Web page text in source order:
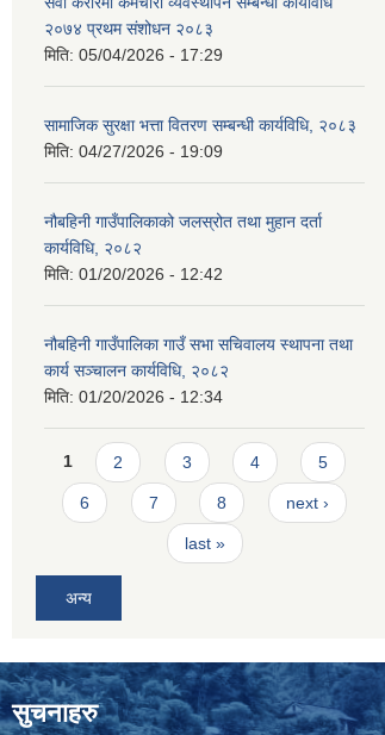
२०७४ प्रथम संशोधन २०८३
मिति: 05/04/2026 - 17:29
सामाजिक सुरक्षा भत्ता वितरण सम्बन्धी कार्यविधि, २०८३
मिति: 04/27/2026 - 19:09
नौबहिनी गाउँपालिकाको जलस्रोत तथा मुहान दर्ता
कार्यविधि, २०८२
मिति: 01/20/2026 - 12:42
नौबहिनी गाउँपालिका गाउँ सभा सचिवालय स्थापना तथा
कार्य सञ्चालन कार्यविधि, २०८२
मिति: 01/20/2026 - 12:34
Pages
1 2 3 4 5
6 7 8 next ›
last »
अन्य
सुचनाहरु